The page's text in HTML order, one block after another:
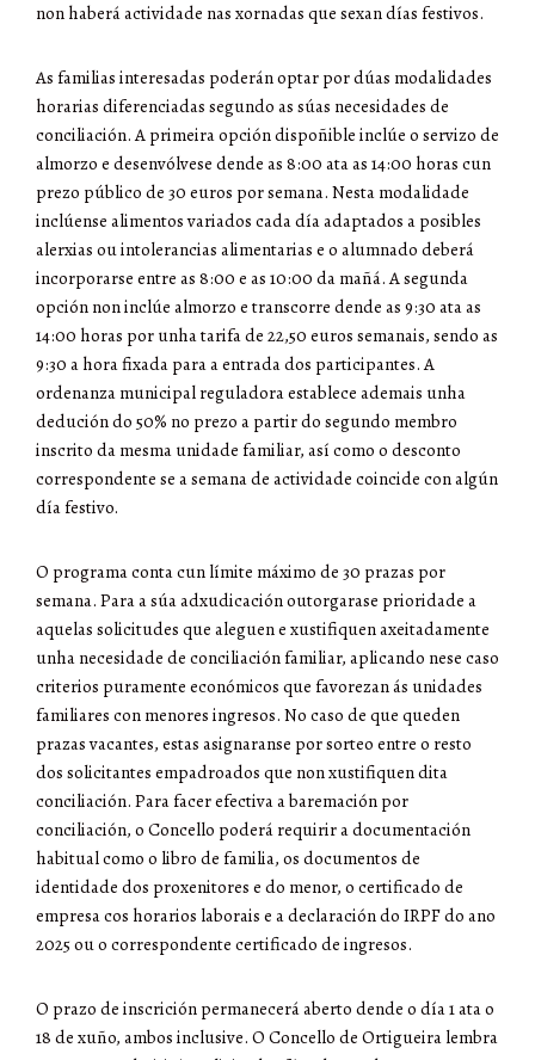
non haberá actividade nas xornadas que sexan días festivos.
As familias interesadas poderán optar por dúas modalidades
horarias diferenciadas segundo as súas necesidades de
conciliación.A primeira opción dispoñible inclúe o servizo de
almorzo e desenvólvese dende as 8:00 ata as 14:00 horas cun
prezo público de 30 euros por semana. Nesta modalidade
inclúense alimentos variados cada día adaptados a posibles
alerxias ou intolerancias alimentarias e o alumnado deberá
incorporarse entre as 8:00 e as 10:00 da mañá.A segunda
opción non inclúe almorzo e transcorre dende as 9:30 ata as
14:00 horas por unha tarifa de 22,50 euros semanais, sendo as
9:30 a hora fixada para a entrada dos participantes.A
ordenanza municipal reguladora establece ademais unha
dedución do 50% no prezo a partir do segundo membro
inscrito da mesma unidade familiar, así como o desconto
correspondente se a semana de actividade coincide con algún
día festivo.
O programa conta cun límite máximo de 30 prazas por
semana. Para a súa adxudicación outorgarase prioridade a
aquelas solicitudes que aleguen e xustifiquen axeitadamente
unha necesidade de conciliación familiar, aplicando nese caso
criterios puramente económicos que favorezan ás unidades
familiares con menores ingresos. No caso de que queden
prazas vacantes, estas asignaranse por sorteo entre o resto
dos solicitantes empadroados que non xustifiquen dita
conciliación. Para facer efectiva a baremación por
conciliación, o Concello poderá requirir a documentación
habitual como o libro de familia, os documentos de
identidade dos proxenitores e do menor, o certificado de
empresa cos horarios laborais e a declaración do IRPF do ano
2025 ou o correspondente certificado de ingresos.
O prazo de inscrición permanecerá aberto dende o día 1 ata o
18 de xuño, ambos inclusive. O Concello de Ortigueira lembra